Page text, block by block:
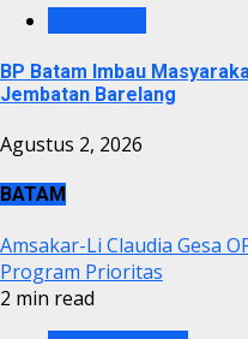
BP Batam Imbau
Jembatan Barelang
Agustus 2, 2026
BATAM
Amsakar-Li Claudia Gesa
Program Prioritas
2 min read